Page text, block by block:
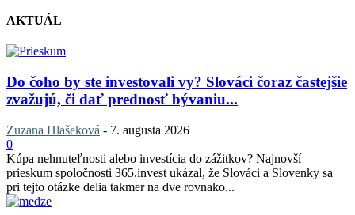
AKTUÁL
Do čoho by ste investovali vy? Slováci čoraz častejšie
zvažujú, či dať prednosť bývaniu...
Zuzana Hlašeková - 7. augusta 2026
0
Kúpa nehnuteľnosti alebo investícia do zážitkov? Najnovší
prieskum spoločnosti 365.invest ukázal, že Slováci a Slovenky sa
pri tejto otázke delia takmer na dve rovnako...